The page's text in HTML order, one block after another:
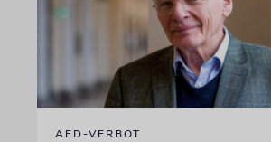
AFD-VERBOT